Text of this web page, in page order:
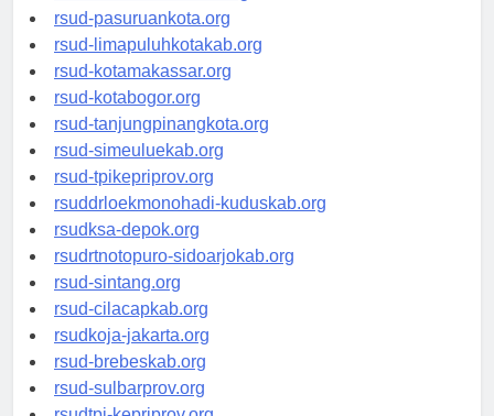
rsucnd-acehbaratkab.org
rsud-pasuruankota.org
rsud-limapuluhkotakab.org
rsud-kotamakassar.org
rsud-kotabogor.org
rsud-tanjungpinangkota.org
rsud-simeuluekab.org
rsud-tpikepriprov.org
rsuddrloekmonohadi-kuduskab.org
rsudksa-depok.org
rsudrtnotopuro-sidoarjokab.org
rsud-sintang.org
rsud-cilacapkab.org
rsudkoja-jakarta.org
rsud-brebeskab.org
rsud-sulbarprov.org